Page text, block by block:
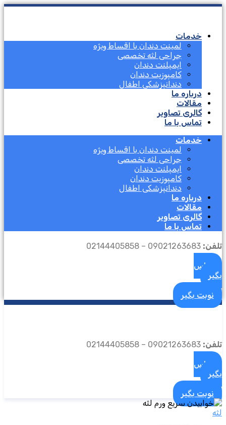
خدمات
لمینت دندان با اقساط ویژه
جراحی لثه تخصصی
ایمپلنت دندان
کامپوزیت دندان
دندانپزشکی اطفال
درباره ما
مقالات
گالری تصاویر
تماس با ما
خدمات
لمینت دندان با اقساط ویژه
جراحی لثه تخصصی
ایمپلنت دندان
کامپوزیت دندان
دندانپزشکی اطفال
درباره ما
مقالات
گالری تصاویر
تماس با ما
تلفن:
تماس
بگیر
نوبت بگیر
تلفن:
تماس
بگیر
نوبت بگیر
لثه